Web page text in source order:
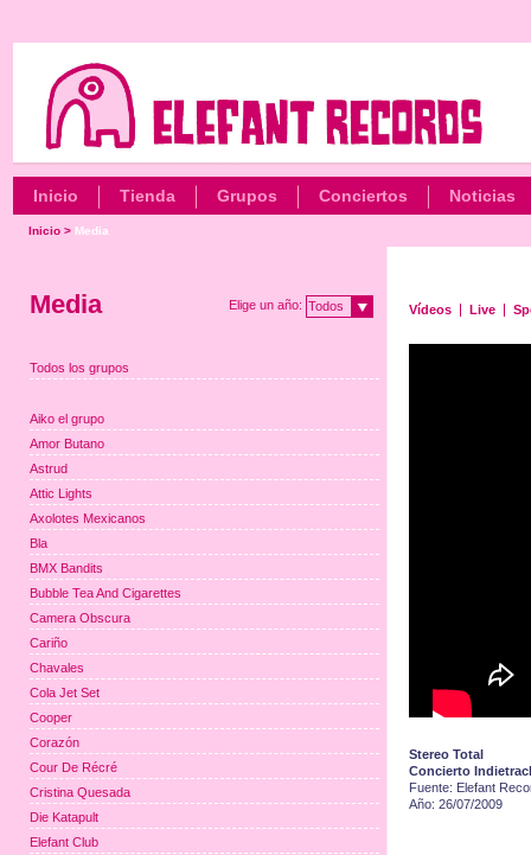
Inicio Tienda Grupos Conciertos Noticias
Inicio> Media
Vídeos Live
Stereo Total
Concierto
Fuente: Elefant
Año: 26/07/2009
Media Elige un año: Todos
Todos los grupos
Aiko el grupo
Amor Butano
Astrud
Attic Lights
Axolotes Mexicanos
Bla
BMX Bandits
Bubble Tea And Cigarettes
Camera Obscura
Cariño
Chavales
Cola Jet Set
Cooper
Corazón
Cour De Récré
Cristina Quesada
Die Katapult
Elefant Club